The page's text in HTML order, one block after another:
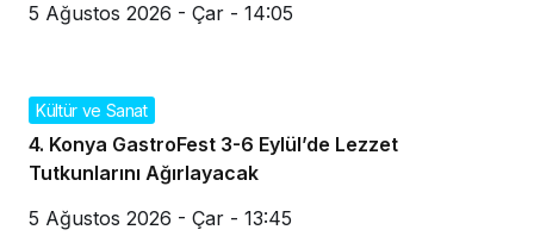
5 Ağustos 2026 - Çar - 14:05
Kültür ve Sanat
4. Konya GastroFest 3-6 Eylül’de Lezzet
Tutkunlarını Ağırlayacak
5 Ağustos 2026 - Çar - 13:45